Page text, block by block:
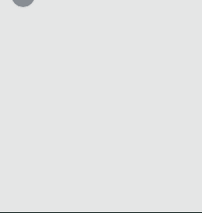
Alças versáteis para uso na mão, ombro